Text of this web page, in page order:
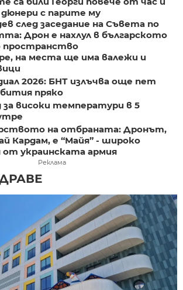
дюнери с парите му
след заседание на Съвета по
Дрон е нахлул в българското
пространство
на места ще има валежи и
2026: БНТ излъчва още пет
пряко
високи температури в 5
на отбраната: Дронът,
Кардам, е “Майя” - широко
от украинската армия
Реклама